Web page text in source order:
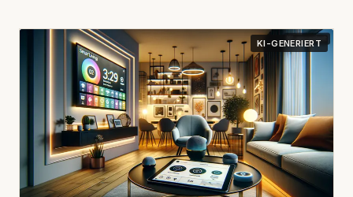
KI-GENERIERT